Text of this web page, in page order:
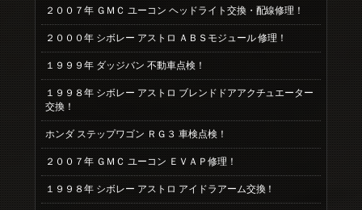
２００７年 ＧＭＣ ユーコン ヘッドライト交換・配線修理！
２０００年 シボレー アストロ ＡＢＳモジュール 修理！
１９９９年 ダッジバン 不動車点検！
１９９８年 シボレー アストロ ブレンドドアアクチュエーター
交換！
ホンダ ステップワゴン ＲＧ３ 車検点検！
２００７年 ＧＭＣ ユーコン ＥＶＡＰ修理！
１９９８年 シボレー アストロ アイドラアーム交換！